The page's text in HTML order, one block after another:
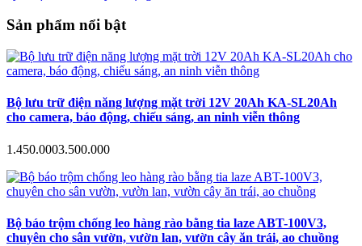
Sản phẩm nổi bật
Bộ lưu trữ điện năng lượng mặt trời 12V 20Ah KA-SL20Ah
cho camera, báo động, chiếu sáng, an ninh viễn thông
1.450.0003.500.000
Bộ báo trộm chống leo hàng rào bằng tia laze ABT-100V3,
chuyên cho sân vườn, vườn lan, vườn cây ăn trái, ao chuồng